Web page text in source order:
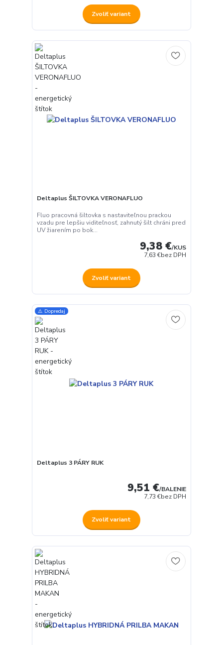
Zvoliť variant
Deltaplus ŠILTOVKA VERONAFLUO
Fluo pracovná šiltovka s nastaviteľnou prackou
vzadu pre lepšiu viditeľnosť, zahnutý šilt chráni pred
UV žiarením po bok...
9,38 €/KUS
7,63 €bez DPH
Zvoliť variant
⚠️ Dopredaj
Deltaplus 3 PÁRY RUK
9,51 €/BALENIE
7,73 €bez DPH
Zvoliť variant